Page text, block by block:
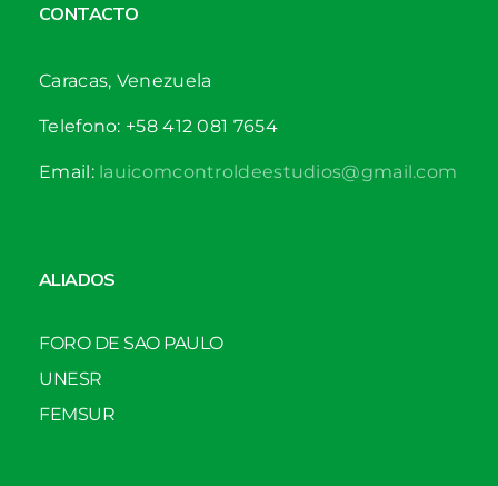
CONTACTO
Caracas, Venezuela
Telefono: +58 412 081 7654
Email:lauicomcontroldeestudios@gmail.com
ALIADOS
FORO DE SAO PAULO
UNESR
FEMSUR